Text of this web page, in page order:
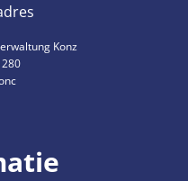
Konz